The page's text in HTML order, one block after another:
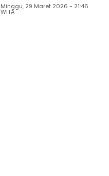
Minggu, 29 Maret 2026 - 21:46
WITA